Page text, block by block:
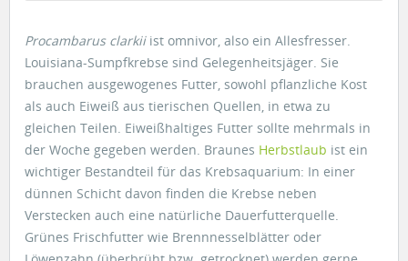
Procambarus clarkiiist omnivor, also ein Allesfresser.
Louisiana-Sumpfkrebse sind Gelegenheitsjäger. Sie
brauchen ausgewogenes Futter, sowohl pflanzliche Kost
als auch Eiweiß aus tierischen Quellen, in etwa zu
gleichen Teilen. Eiweißhaltiges Futter sollte mehrmals in
der Woche gegeben werden. Braunes Herbstlaub ist ein
wichtiger Bestandteil für das Krebsaquarium: In einer
dünnen Schicht davon finden die Krebse neben
Verstecken auch eine natürliche Dauerfutterquelle.
Grünes Frischfutter wie Brennnesselblätter oder